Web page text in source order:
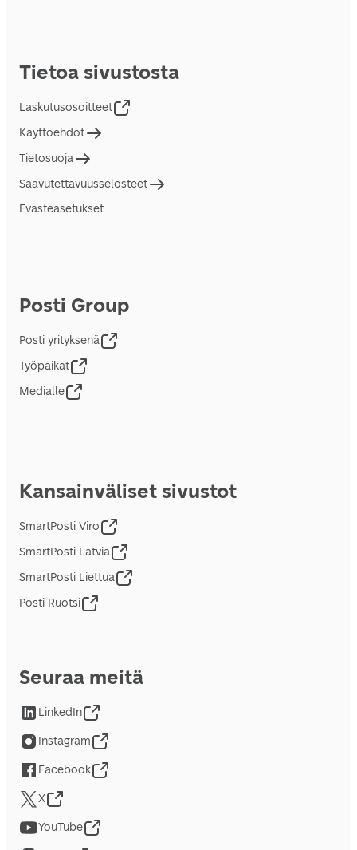
Tietoa sivustosta
Laskutusosoitteet
Käyttöehdot
Tietosuoja
Saavutettavuusselosteet
Evästeasetukset
Posti Group
Posti yrityksenä
Työpaikat
Medialle
Kansainväliset sivustot
SmartPosti Viro
SmartPosti Latvia
SmartPosti Liettua
Posti Ruotsi
Seuraa meitä
LinkedIn
Instagram
Facebook
X
YouTube